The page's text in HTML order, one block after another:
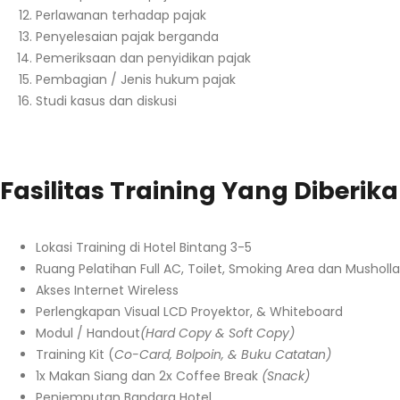
Perlawanan terhadap pajak
Penyelesaian pajak berganda
Pemeriksaan dan penyidikan pajak
Pembagian / Jenis hukum pajak
Studi kasus dan diskusi
Fasilitas Training Yang
Lokasi Training di Hotel Bintang 3-5
Ruang Pelatihan Full AC, Toilet, Smoking Area dan Musholla
Akses Internet Wireless
Perlengkapan Visual LCD Proyektor, & Whiteboard
Modul / Handout(Hard Copy & Soft Copy)
Training Kit (Co-Card, Bolpoin, & Buku Catatan)
1x Makan Siang dan 2x Coffee Break (Snack)